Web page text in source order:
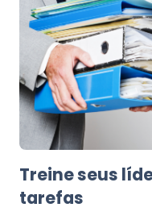
Treine seus
tarefas